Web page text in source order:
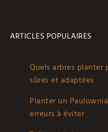
ARTICLES POPULAIRES
Quels arbres planter
sûres et adaptées
Planter un
erreurs à éviter